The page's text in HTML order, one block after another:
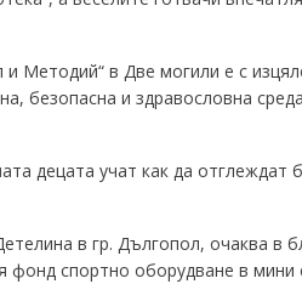
и Методий“ в Две могили е с
безопасна и здравословна
децата учат как да отглеждат
в гр. Дългопол, очаква в
спортно оборудване в мини